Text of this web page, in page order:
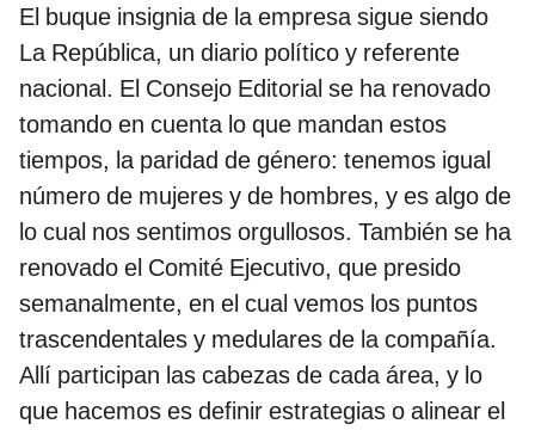
El buque insignia de la empresa sigue siendo
La República, un diario político y referente
nacional. El Consejo Editorial se ha renovado
tomando en cuenta lo que mandan estos
tiempos, la paridad de género: tenemos igual
número de mujeres y de hombres, y es algo de
lo cual nos sentimos orgullosos. También se ha
renovado el Comité Ejecutivo, que presido
semanalmente, en el cual vemos los puntos
trascendentales y medulares de la compañía.
Allí participan las cabezas de cada área, y lo
que hacemos es definir estrategias o alinear el